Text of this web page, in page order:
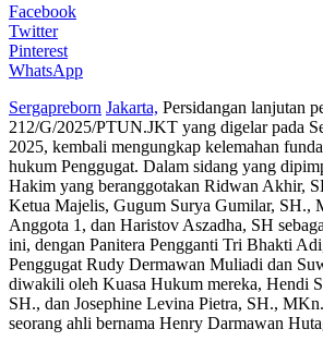
Facebook
Twitter
Pinterest
WhatsApp
Sergapreborn Jakarta, Persidangan lanjutan
212/G/2025/PTUN.JKT yang digelar pada
2025, kembali mengungkap kelemahan
hukum Penggugat. Dalam sidang yang
Hakim yang beranggotakan Ridwan Akhir,
Ketua Majelis, Gugum Surya Gumilar, SH.,
Anggota 1, dan Haristov Aszadha, SH
ini, dengan Panitera Pengganti Tri Bhakti
Penggugat Rudy Dermawan Muliadi dan
diwakili oleh Kuasa Hukum mereka, Hendi
SH., dan Josephine Levina Pietra, SH.,
seorang ahli bernama Henry Darmawan